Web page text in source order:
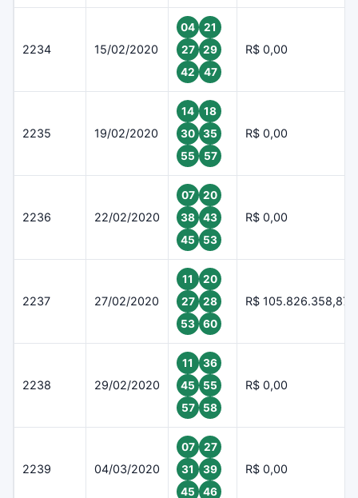
2234 15/02/2020
04
21
27
29
42
47
R$ 0,00
2235 19/02/2020
14
18
30
35
55
57
R$ 0,00
2236 22/02/2020
07
20
38
43
45
53
R$ 0,00
2237 27/02/2020
11
20
27
28
53
60
R$ 105.826.358,87
2238 29/02/2020
11
36
45
55
57
58
R$ 0,00
2239 04/03/2020
07
27
31
39
45
46
R$ 0,00